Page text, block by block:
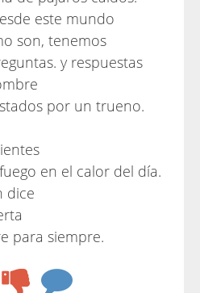
este mundo
son, tenemos
y respuestas
por un trueno.
en el calor del día.
dice
para siempre.